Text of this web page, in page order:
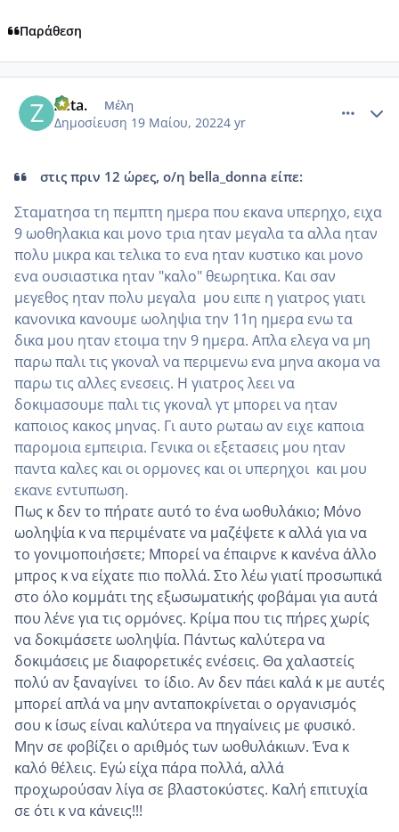
Παράθεση
Zeta. Μέλη
Δημοσίευση 19 Μαίου, 20224 yr
στις πριν 12 ώρες, ο/η bella_donna είπε:
Σταματησα τη πεμπτη ημερα που εκανα υπερηχο, ειχα
9 ωοθηλακια και μονο τρια ηταν μεγαλα τα αλλα ηταν
πολυ μικρα και τελικα το ενα ηταν κυστικο και μονο
ενα ουσιαστικα ηταν "καλο" θεωρητικα. Και σαν
μεγεθος ηταν πολυ μεγαλα μου ειπε η γιατρος γιατι
κανονικα κανουμε ωοληψια την 11η ημερα ενω τα
δικα μου ηταν ετοιμα την 9 ημερα. Απλα ελεγα να μη
παρω παλι τις γκοναλ να περιμενω ενα μηνα ακομα να
παρω τις αλλες ενεσεις. Η γιατρος λεει να
δοκιμασουμε παλι τις γκοναλ γτ μπορει να ηταν
καποιος κακος μηνας. Γι αυτο ρωταω αν ειχε καποια
παρομοια εμπειρια. Γενικα οι εξετασεις μου ηταν
παντα καλες και οι ορμονες και οι υπερηχοι και μου
εκανε εντυπωση.
Πως κ δεν το πήρατε αυτό το ένα ωοθυλάκιο; Μόνο
ωοληψία κ να περιμένατε να μαζέψετε κ αλλά για να
το γονιμοποιήσετε; Μπορεί να έπαιρνε κ κανένα άλλο
μπρος κ να είχατε πιο πολλά. Στο λέω γιατί προσωπικά
στο όλο κομμάτι της εξωσωματικής φοβάμαι για αυτά
που λένε για τις ορμόνες. Κρίμα που τις πήρες χωρίς
να δοκιμάσετε ωοληψία. Πάντως καλύτερα να
δοκιμάσεις με διαφορετικές ενέσεις. Θα χαλαστείς
πολύ αν ξαναγίνει το ίδιο. Αν δεν πάει καλά κ με αυτές
μπορεί απλά να μην ανταποκρίνεται ο οργανισμός
σου κ ίσως είναι καλύτερα να πηγαίνεις με φυσικό.
Μην σε φοβίζει ο αριθμός των ωοθυλάκιων. Ένα κ
καλό θέλεις. Εγώ είχα πάρα πολλά, αλλά
προχωρούσαν λίγα σε βλαστοκύστες. Καλή επιτυχία
σε ότι κ να κάνεις!!!